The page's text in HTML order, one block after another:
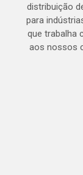
distribuição
para
que trabalha
aos nossos